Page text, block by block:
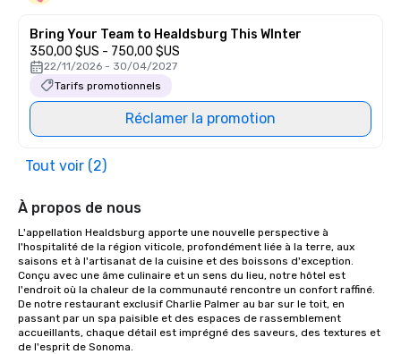
Bring Your Team to Healdsburg This WInter
350,00 $US - 750,00 $US
22/11/2026 - 30/04/2027
Tarifs promotionnels
Réclamer la promotion
Tout voir (2)
À propos de nous
L'appellation Healdsburg apporte une nouvelle perspective à
l'hospitalité de la région viticole, profondément liée à la terre, aux
saisons et à l'artisanat de la cuisine et des boissons d'exception.
Conçu avec une âme culinaire et un sens du lieu, notre hôtel est
l'endroit où la chaleur de la communauté rencontre un confort raffiné.
De notre restaurant exclusif Charlie Palmer au bar sur le toit, en
passant par un spa paisible et des espaces de rassemblement
accueillants, chaque détail est imprégné des saveurs, des textures et
de l'esprit de Sonoma.